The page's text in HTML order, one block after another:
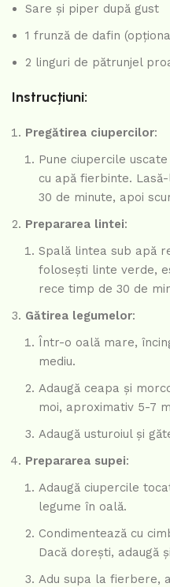
Sare și piper după gust
1 frunză de dafin
2 linguri de pătrunjel
Instrucțiuni:
Pregătirea ciupercilor:
Pune ciupercile
cu apă fierbinte.
30 de minute, apoi
Prepararea lintei:
Spală lintea sub apă
folosești linte verde,
rece timp de 30 de
Gătirea legumelor:
Într-o oală mare,
mediu.
Adaugă ceapa și
moi, aproximativ 5-7
Adaugă usturoiul și
Prepararea supei:
Adaugă ciupercile
legume în oală.
Condimentează cu
Dacă dorești, adaugă
Adu supa la fierbere,